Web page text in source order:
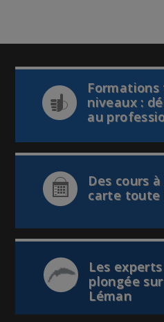
Formations
niveaux :
au
Des cours à
carte toute
Les
plongée
Léman